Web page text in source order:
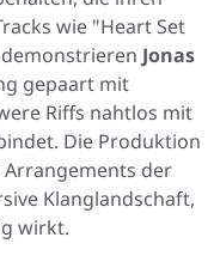
wie "Heart Set
demonstrieren Jonas
gepaart mit
Riffs nahtlos mit
Die Produktion
der
Klanglandschaft,
wirkt.